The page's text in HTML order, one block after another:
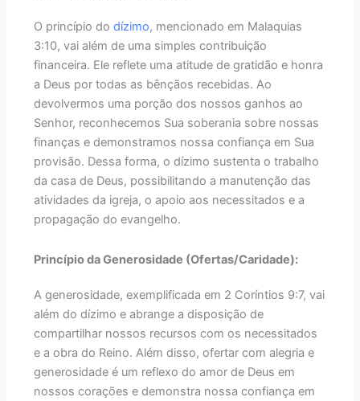
O princípio dodízimo, mencionado em Malaquias
3:10, vai além de uma simples contribuição
financeira. Ele reflete uma atitude de gratidão e honra
a Deus por todas as bênçãos recebidas. Ao
devolvermos uma porção dos nossos ganhos ao
Senhor, reconhecemos Sua soberania sobre nossas
finanças e demonstramos nossa confiança em Sua
provisão. Dessa forma, o dízimo sustenta o trabalho
da casa de Deus, possibilitando a manutenção das
atividades da igreja, o apoio aos necessitados e a
propagação do evangelho.
Princípio da Generosidade (Ofertas/Caridade):
A generosidade, exemplificada em 2 Coríntios 9:7, vai
além do dízimo e abrange a disposição de
compartilhar nossos recursos com os necessitados
e a obra do Reino. Além disso, ofertar com alegria e
generosidade é um reflexo do amor de Deus em
nossos corações e demonstra nossa confiança em